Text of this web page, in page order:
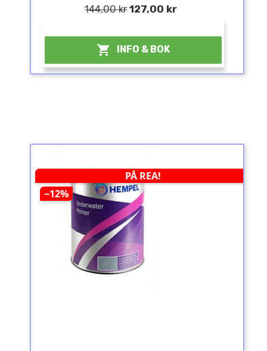
144,00 kr 127,00 kr
 INFO & BOK
PÅ REA!
−12%